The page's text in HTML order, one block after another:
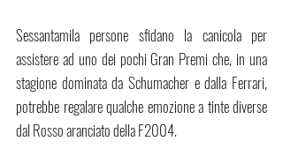
Sessantamila persone sfidano la canicola per
assistere ad uno dei pochi Gran Premi che, in una
stagione dominata da Schumacher e dalla Ferrari,
potrebbe regalare qualche emozione a tinte diverse
dal Rosso aranciato della F2004.